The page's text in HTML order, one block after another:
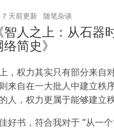
7 天前更新 随笔杂谈
智人之上：从石器
简史》
，权力其实只有部分来自
来自在一大批人中建立秩
人，权力更属于能够建立秩
好书，符合我对于 “从一